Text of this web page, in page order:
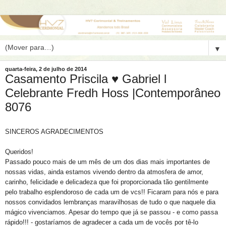
▼
quarta-feira, 2 de julho de 2014
Casamento Priscila ♥ Gabriel l
Celebrante Fredh Hoss |Contemporâneo
8076
SINCEROS AGRADECIMENTOS
Queridos!
Passado pouco mais de um mês de um dos dias mais importantes de
nossas vidas, ainda estamos vivendo dentro da atmosfera de amor,
carinho, felicidade e delicadeza que foi proporcionada tão gentilmente
pelo trabalho esplendoroso de cada um de vcs!! Ficaram para nós e para
nossos convidados lembranças maravilhosas de tudo o que naquele dia
mágico vivenciamos. Apesar do tempo que já se passou - e como passa
rápido!!! - gostaríamos de agradecer a cada um de vocês por tê-lo